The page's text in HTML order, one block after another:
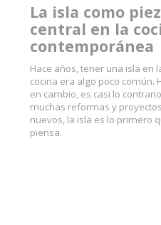
La isla como
central en la
contemporánea
Hace años, tener una isla en
cocina era algo poco común.
en cambio, es casi lo
muchas reformas y proyectos
nuevos, la isla es lo primero
piensa.